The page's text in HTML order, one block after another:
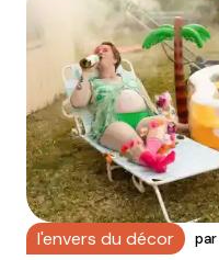
l'envers du décor par